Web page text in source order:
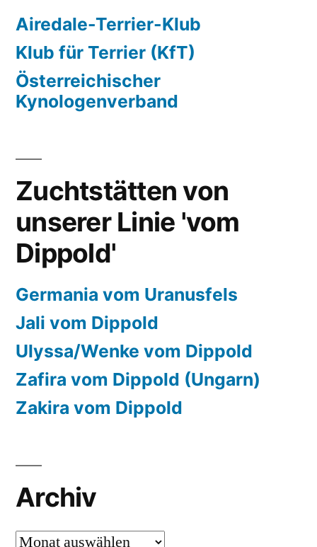
Airedale-Terrier-Klub
Klub für Terrier (KfT)
Österreichischer
Kynologenverband
Zuchtstätten von
unserer Linie 'vom
Dippold'
Germania vom Uranusfels
Jali vom Dippold
Ulyssa/Wenke vom Dippold
Zafira vom Dippold (Ungarn)
Zakira vom Dippold
Archiv
Archiv